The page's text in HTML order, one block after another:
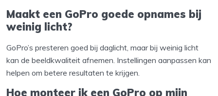
Maakt een GoPro goede opnames bij
weinig licht?
GoPro’s presteren goed bij daglicht, maar bij weinig licht
kan de beeldkwaliteit afnemen. Instellingen aanpassen kan
helpen om betere resultaten te krijgen.
Hoe monteer ik een GoPro op mijn